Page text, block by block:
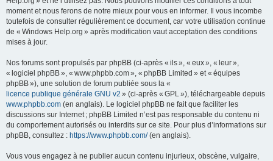
moment et nous ferons de notre mieux pour vous en informer. Il vous incombe
toutefois de consulter régulièrement ce document, car votre utilisation continue
de « Windows Help.org » après modification vaut acceptation des conditions
mises à jour.
Nos forums sont propulsés par phpBB (ci-après « ils », « eux », « leur »,
« logiciel phpBB », « www.phpbb.com », « phpBB Limited » et « équipes
phpBB »), une solution de forum publiée sous la «
licence publique générale GNU v2 » (ci-après « GPL »), téléchargeable depuis
www.phpbb.com (en anglais). Le logiciel phpBB ne fait que faciliter les
discussions sur Internet ; phpBB Limited n’est pas responsable du contenu ni
du comportement autorisés ou interdits sur ce site. Pour plus d’informations sur
phpBB, consultez : https://www.phpbb.com/(en anglais).
Vous vous engagez à ne publier aucun contenu injurieux, obscène, vulgaire,